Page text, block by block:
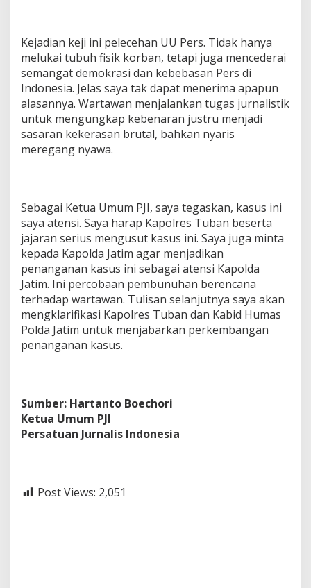
Kejadian keji ini pelecehan UU Pers. Tidak hanya
melukai tubuh fisik korban, tetapi juga mencederai
semangat demokrasi dan kebebasan Pers di
Indonesia. Jelas saya tak dapat menerima apapun
alasannya. Wartawan menjalankan tugas jurnalistik
untuk mengungkap kebenaran justru menjadi
sasaran kekerasan brutal, bahkan nyaris
meregang nyawa.
Sebagai Ketua Umum PJI, saya tegaskan, kasus ini
saya atensi. Saya harap Kapolres Tuban beserta
jajaran serius mengusut kasus ini. Saya juga minta
kepada Kapolda Jatim agar menjadikan
penanganan kasus ini sebagai atensi Kapolda
Jatim. Ini percobaan pembunuhan berencana
terhadap wartawan. Tulisan selanjutnya saya akan
mengklarifikasi Kapolres Tuban dan Kabid Humas
Polda Jatim untuk menjabarkan perkembangan
penanganan kasus.
Sumber: Hartanto Boechori
Ketua Umum PJI
Persatuan Jurnalis Indonesia
Post Views: 2,051